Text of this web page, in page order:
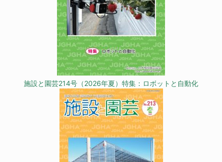
施設と園芸214号（2026年夏）特集：ロボットと自動化